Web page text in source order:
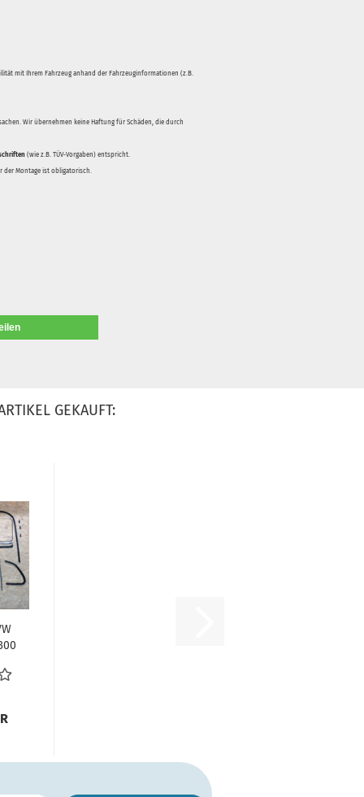
mit Ihrem Fahrzeug anhand der Fahrzeuginformationen (z.B.
Wir übernehmen keine Haftung für Schäden, die durch
(wie z.B. TÜV-Vorgaben) entspricht.
der Montage ist obligatorisch.
GEKAUFT: